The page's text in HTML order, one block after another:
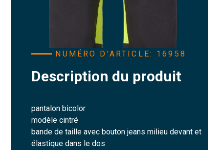
NUMÉRO D’ARTICLE: 16958
Description du produit
pantalon bicolor
modèle cintré
bande de taille avec bouton jeans milieu devant et
élastique dans le dos